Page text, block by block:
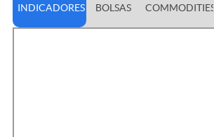
INDICADORES BOLSAS COMMODITIES